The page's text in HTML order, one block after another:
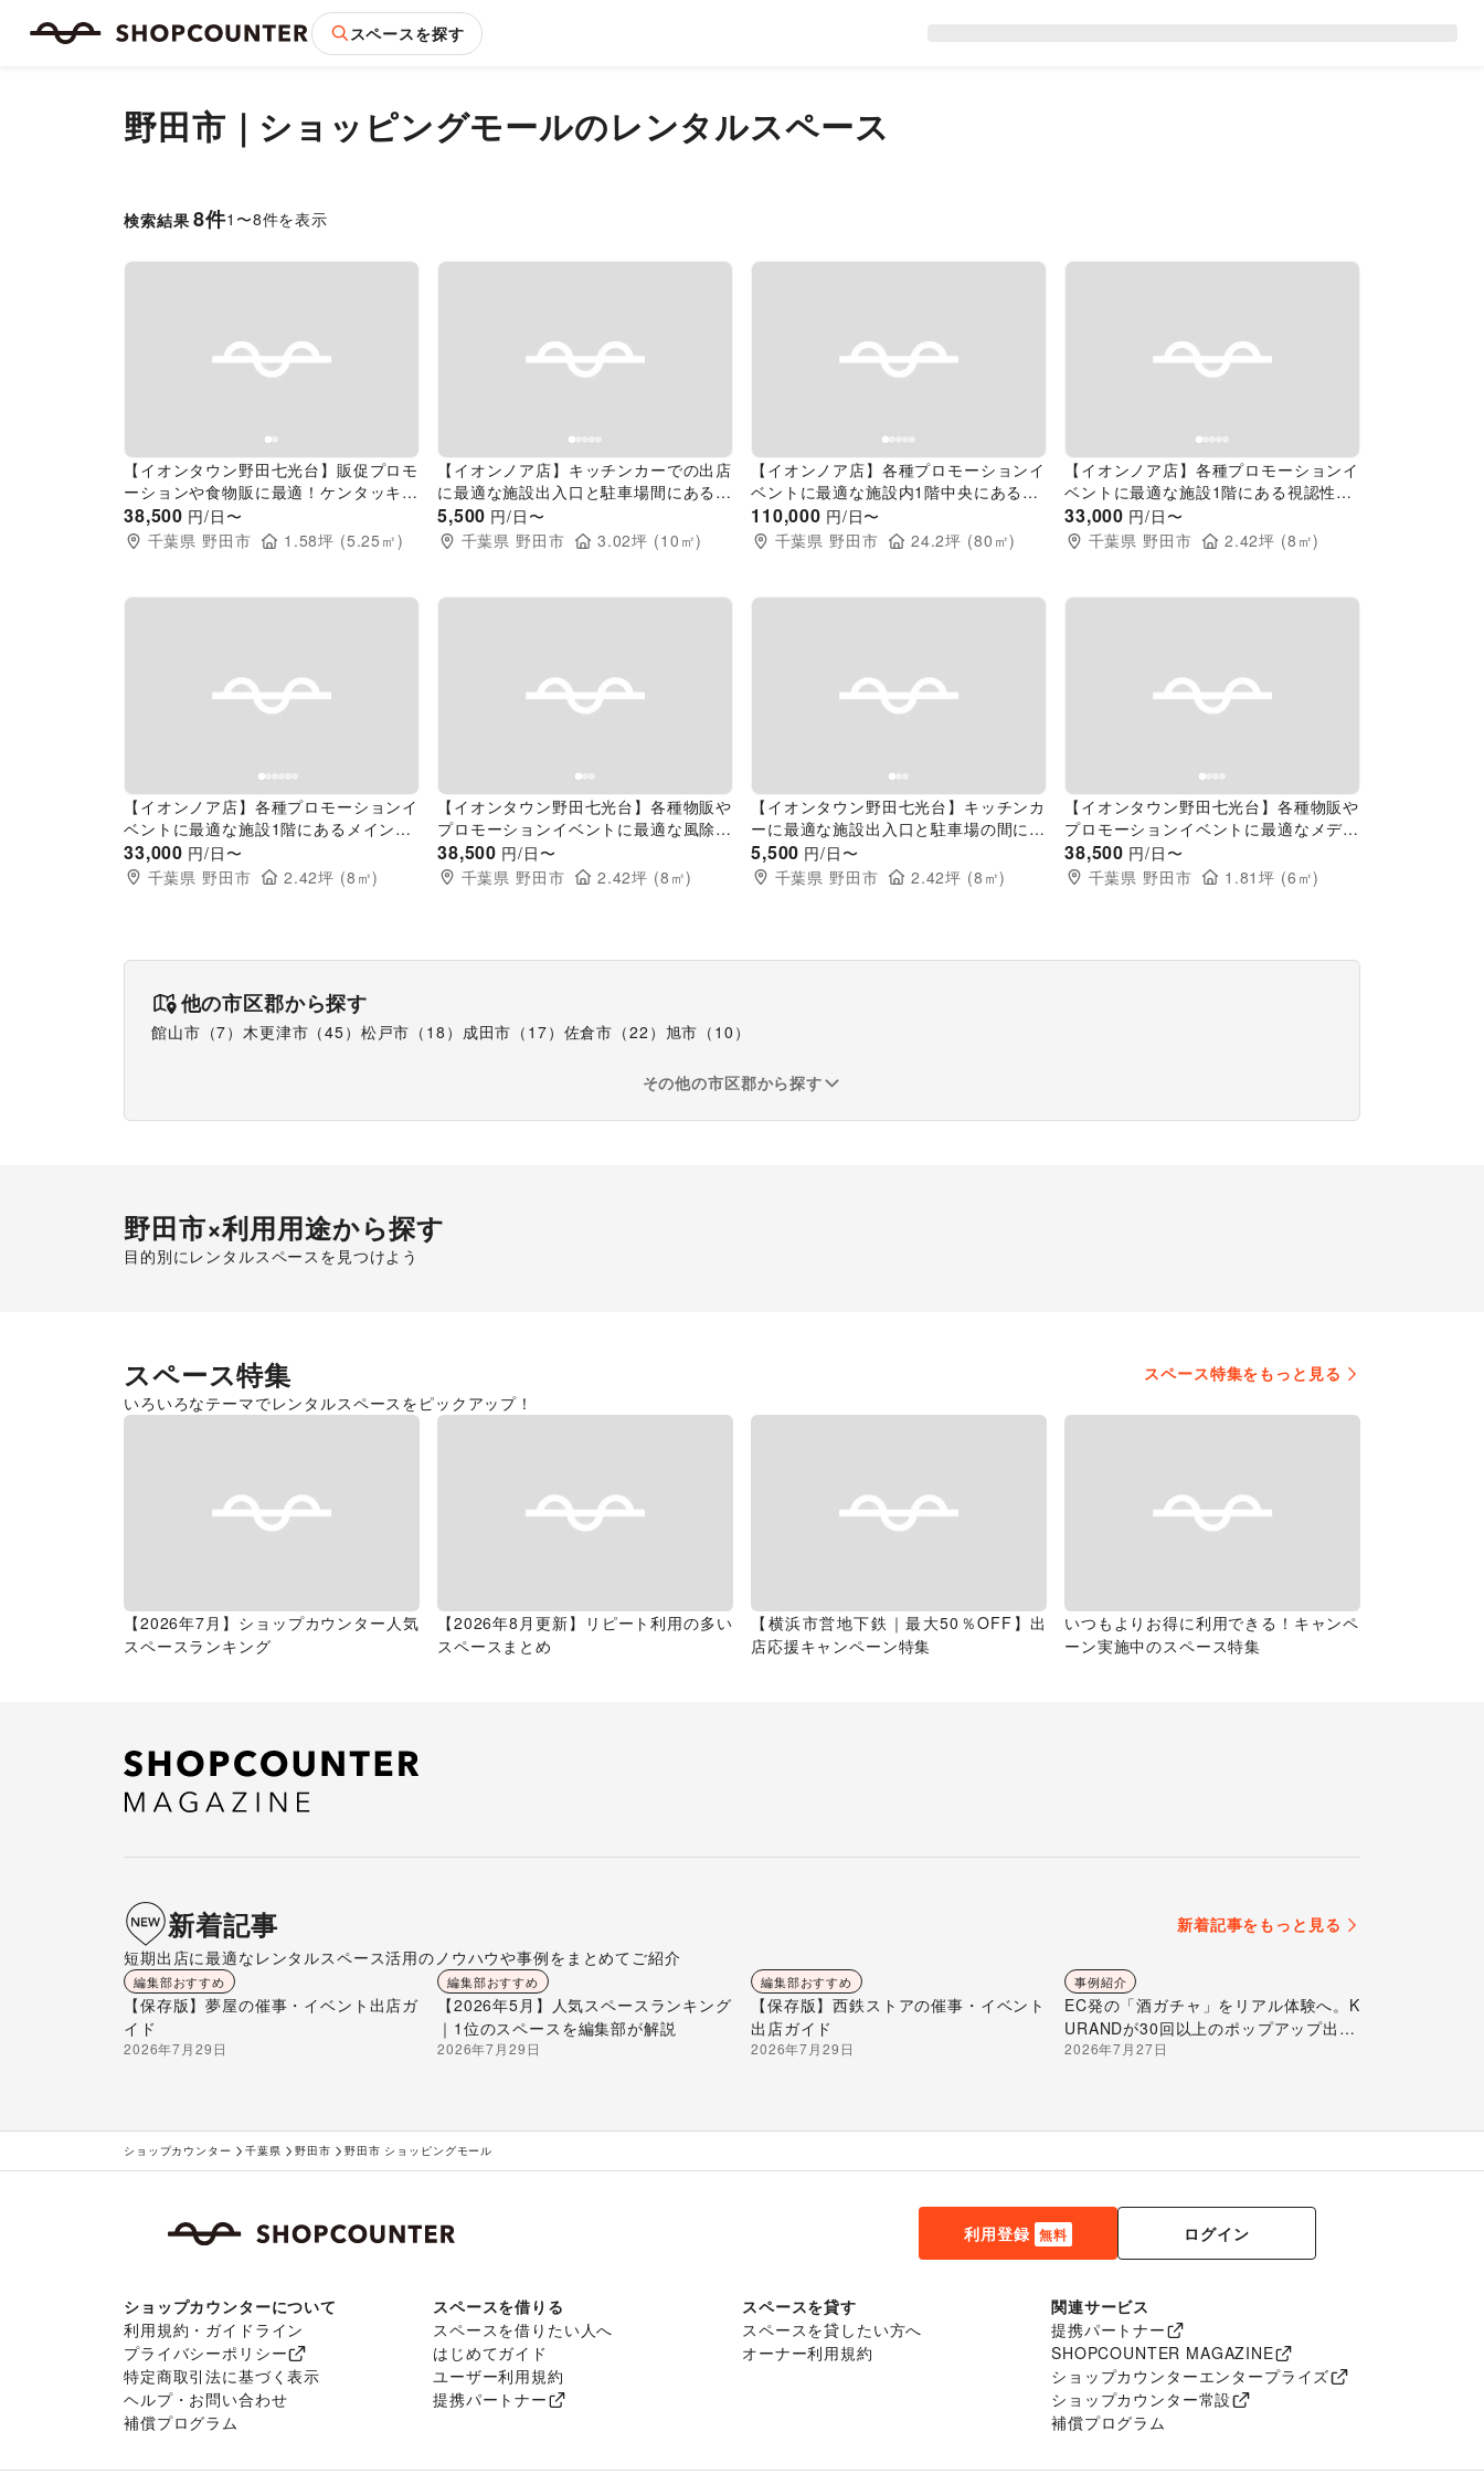
スペースを探す
野田市 ｜ ショッピングモールのレンタルスペース
検索結果 8件1 〜8件を表示
Previous slide
【イオンタウン野田七光台】販促プロモ
ーションや食物販に最適！ケンタッキー
横の屋根付き屋外イベントスペース
38,500 円/日〜
千葉県 野田市 1.58坪 (5.25 ㎡)
Previous slide
【イオンノア店】キッチンカーでの出店
に最適な施設出入口と駐車場間にある屋
外スペース
5,500 円/日〜
千葉県 野田市 3.02坪 (10 ㎡)
Previous slide
【イオンノア店】各種プロモーションイ
ベントに最適な施設内1階中央にある大
型イベントスペース
110,000 円/日〜
千葉県 野田市 24.2坪 (80 ㎡)
Previous slide
【イオンノア店】各種プロモーションイ
ベントに最適な施設1階にある視認性の
高いイベントスペース
33,000 円/日〜
千葉県 野田市 2.42坪 (8 ㎡)
Previous slide
【イオンノア店】各種プロモーションイ
ベントに最適な施設1階にあるメイン動
線に面したイベントスペース
33,000 円/日〜
千葉県 野田市 2.42坪 (8 ㎡)
Previous slide
【イオンタウン野田七光台】各種物販や
プロモーションイベントに最適な風除室
前にある軒のある屋外スペース
38,500 円/日〜
千葉県 野田市 2.42坪 (8 ㎡)
Previous slide
【イオンタウン野田七光台】キッチンカ
ーに最適な施設出入口と駐車場の間にあ
る通行量の多い屋外スペース
5,500 円/日〜
千葉県 野田市 2.42坪 (8 ㎡)
Previous slide
【イオンタウン野田七光台】各種物販や
プロモーションイベントに最適なメディ
カルモール1Fスペース
38,500 円/日〜
千葉県 野田市 1.81坪 (6 ㎡)
他の市区郡から探す
館山市 （7） 木更津市 （45） 松戸市 （ 18 ） 成田市 （ 17） 佐倉市 （22 ） 旭市 （ 10 ）
その他の市区郡から探す
野田市×利用用途から探す
目的別にレンタルスペースを見つけよう
スペース特集
スペース特集をもっと見る
いろいろなテーマでレンタルスペースをピックアップ！
【2026年7月】ショップカウンター人気
スペースランキング
【2026年8月更新】リピート利用の多い
スペースまとめ
【横浜市営地下鉄｜最大50％OFF】出
店応援キャンペーン特集
いつもよりお得に利用できる！キャンペ
ーン実施中のスペース特集
新着記事
新着記事をもっと見る
短期出店に最適なレンタルスペース活用のノウハウや事例をまとめてご紹介
編集部おすすめ
【保存版】夢屋の催事・イベント出店ガ
イド
2026年7月29日
編集部おすすめ
【2026年5月】人気スペースランキング
｜1位のスペースを編集部が解説
2026年7月29日
編集部おすすめ
【保存版】西鉄ストアの催事・イベント
出店ガイド
2026年7月29日
事例紹介
EC発の「酒ガチャ」をリアル体験へ。K
URANDが30回以上のポップアップ出店
で届ける“新しいお酒との出会い”
2026年7月27日
ショップカウンター 千葉県 野田市 野田市 ショッピングモール
利用登録 無料 ログイン
ショップカウンターについて
利用規約・ガイドライン
プライバシーポリシー
特定商取引法に基づく表示
ヘルプ・お問い合わせ
補償プログラム
スペースを借りる
スペースを借りたい人へ
はじめてガイド
ユーザー利用規約
提携パートナー
スペースを貸す
スペースを貸したい方へ
オーナー利用規約
関連サービス
提携パートナー
SHOPCOUNTER MAGAZINE
ショップカウンターエンタープライズ
ショップカウンター常設
補償プログラム